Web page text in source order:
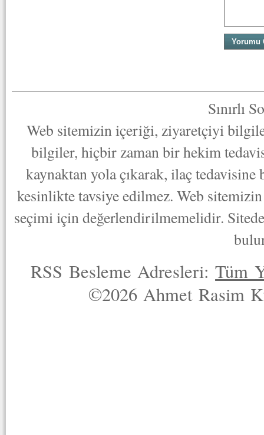
Sınırlı
Web sitemizin içeriği, ziyaretçiyi
bilgiler, hiçbir zaman bir hekim
kaynaktan yola çıkarak, ilaç
kesinlikte tavsiye edilmez. Web
seçimi için değerlendirilmemelidir.
RSS Besleme Adresleri:Tüm
©2026 Ahmet Rasim